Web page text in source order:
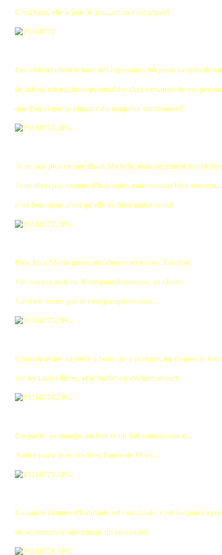
C'est bien, elle a joué le jeu....et on s'est régalé!
Les visiteurs font le tour des exposants, toujours surpris de
de talent, talents insoupçonnables chez certaines de ces
que l'on côtoie la plupart du temps en randonnée!!
Je ne sais plus ce que disait Michèle, mais surement des
Je ne dirai pas comme d'habitude, mais comme bien
c'est bon signe, c'est qu'elle va bien maintenant!
Puis Jean Marie passe aux choses sérieuses...l'apèro!
Vin rouge/cassis ou Rosé/pamplemousse, au choix!
Véro est tentée par le rosé/pamplemousse....
Chacun ayant apporté à boire ou à manger, on dispose le tout
sur les tables libres, et le buffet est déclaré ouvert!
On parle, on mange, on boit et on fait connaissance...
André parle avec Andrée, l'amie de Marc...
La soirée comme d'habitude est conviviale, c'est toujours
de se retrouver autrement qu'en rando!